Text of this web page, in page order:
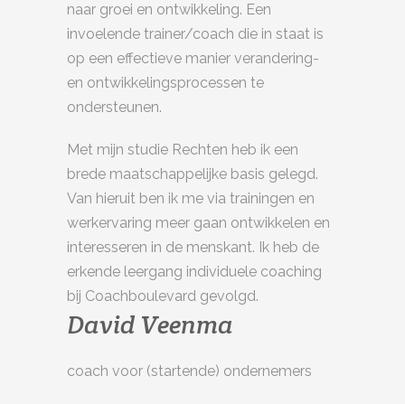
naar groei en ontwikkeling. Een
invoelende trainer/coach die in staat is
op een effectieve manier verandering-
en ontwikkelingsprocessen te
ondersteunen.
Met mijn studie Rechten heb ik een
brede maatschappelijke basis gelegd.
Van hieruit ben ik me via trainingen en
werkervaring meer gaan ontwikkelen en
interesseren in de menskant. Ik heb de
erkende leergang individuele coaching
bij Coachboulevard gevolgd.
David Veenma
coach voor (startende) ondernemers